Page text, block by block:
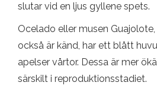
slutar vid en ljus gyllene spets.
Ocelado eller musen
också är känd, har ett blått
apelser vårtor. Dessa är mer
särskilt i reproduktionsstadiet.